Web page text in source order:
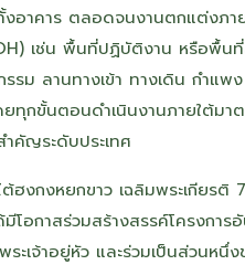
อาคาร ตลอดจนงานตกแต่งภ
เช่น พื้นที่ปฏิบัติงาน หรือพื้น
รม ลานทางเข้า ทางเดิน กำแ
กขั้นตอนดำเนินงานภายใต้มา
คัญระดับประเทศ
ต้ฮงกงหยกขาว เฉลิมพระเกีย
โอกาสร่วมสร้างสรรค์โครงก
ระเจ้าอยู่หัว และร่วมเป็นส่วนห